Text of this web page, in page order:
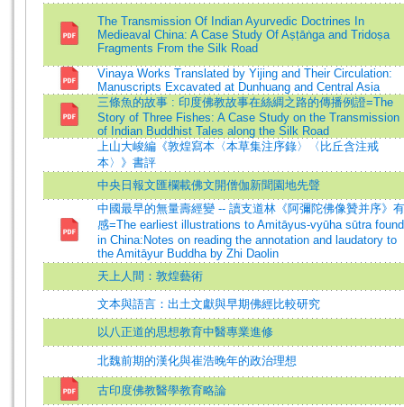
The Transmission Of Indian Ayurvedic Doctrines In
Medieaval China: A Case Study Of Aṣṭāṅga and Tridoṣa
Fragments From the Silk Road
Vinaya Works Translated by Yijing and Their Circulation:
Manuscripts Excavated at Dunhuang and Central Asia
三條魚的故事 : 印度佛教故事在絲綢之路的傳播例證=The
Story of Three Fishes: A Case Study on the Transmission
of Indian Buddhist Tales along the Silk Road
上山大峻編《敦煌寫本〈本草集注序錄〉〈比丘含注戒
本〉》書評
中央日報文匯欄載佛文開僧伽新聞園地先聲
中國最早的無量壽經變 -- 讀支道林《阿彌陀佛像贊并序》有
感=The earliest illustrations to Amitāyus-vyūha sūtra found
in China:Notes on reading the annotation and laudatory to
the Amitāyur Buddha by Zhi Daolin
天上人間：敦煌藝術
文本與語言：出土文獻與早期佛經比較研究
以八正道的思想教育中醫專業進修
北魏前期的漢化與崔浩晚年的政治理想
古印度佛教醫學教育略論